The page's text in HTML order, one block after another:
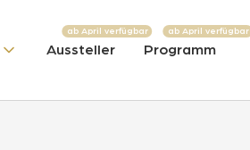
Aussteller
ab April verfügbar
Programm
ab April verfügbar